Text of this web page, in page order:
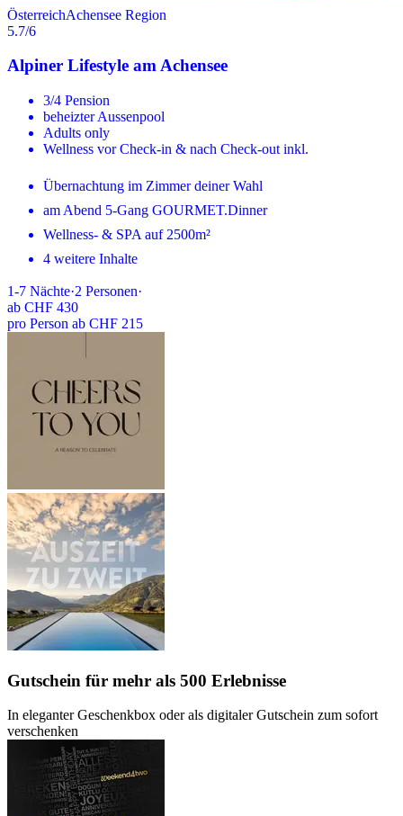
ÖsterreichAchensee Region
5.7/6
Alpiner Lifestyle am Achensee
3/4 Pension
beheizter Aussenpool
Adults only
Wellness vor Check-in & nach Check-out inkl.
Übernachtung im Zimmer deiner Wahl
am Abend 5-Gang GOURMET.Dinner
Wellness- & SPA auf 2500m²
4 weitere Inhalte
1-7 Nächte·2 Personen·
ab CHF 430
pro Person ab CHF 215
Gutschein für mehr als 500 Erlebnisse
In eleganter Geschenkbox oder als digitaler Gutschein zum sofort
verschenken